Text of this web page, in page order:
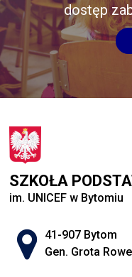
dostęp
SZKOŁA
im. UNICEF w Bytomiu
Adres pocztowy:
41-907 Bytom
Gen. Grota